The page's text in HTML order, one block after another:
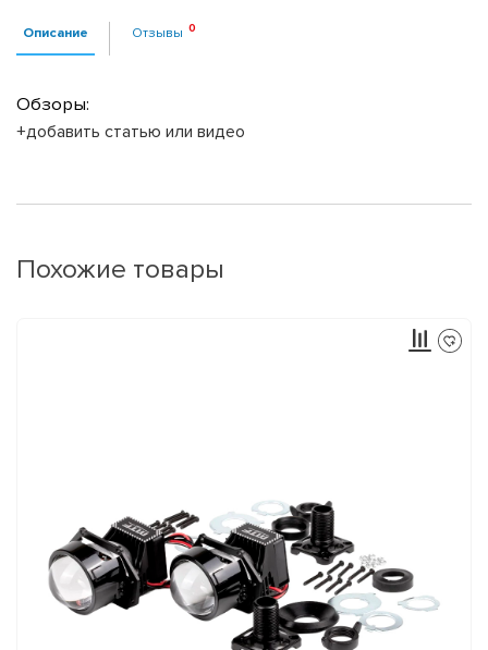
Описание Отзывы
Обзоры:
+добавить статью или видео
Похожие товары